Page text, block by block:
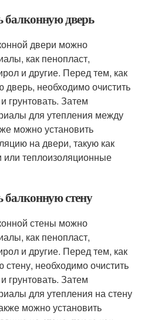
балконную дверь
двери можно
как пенопласт,
и другие. Перед тем, как
дверь, необходимо очистить
грунтовать. Затем
для утепления между
можно установить
на двери, такую как
теплоизоляционные
балконную стену
стены можно
как пенопласт,
и другие. Перед тем, как
стену, необходимо очистить
грунтовать. Затем
для утепления на стену
можно установить